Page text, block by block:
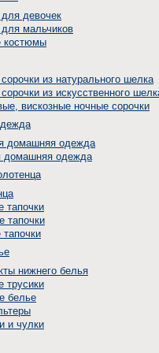
девочек
мальчиков
костюмы
из натурального шелка
из искусственного
вискозные ночные сорочки
домашняя одежда
домашняя одежда
тапочки
тапочки
тапочки
нижнего белья
трусики
белье
и чулки